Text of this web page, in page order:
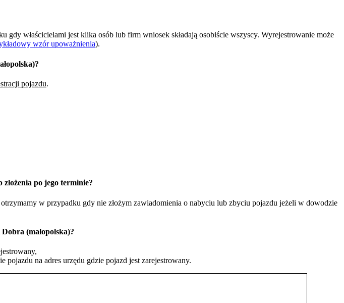
właścicielami jest klika osób lub firm wniosek składają osobiście wszyscy. Wyrejestrowanie może
wzór upoważnienia).
pojazdu.
po jego terminie?
w przypadku gdy nie złożym zawiadomienia o nabyciu lub zbyciu pojazdu jeżeli w dowodzie
(małopolska)?
na adres urzędu gdzie pojazd jest zarejestrowany.